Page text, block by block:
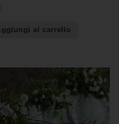
al carrello